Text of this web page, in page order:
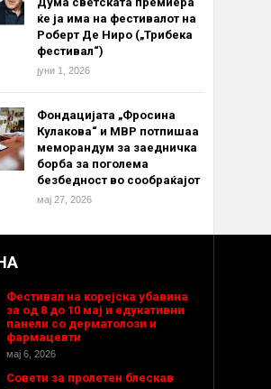
ќе ја има на фестивалот на
Роберт Де Ниро („Трибека
фестивал“)
јуни 1, 2026
Фондацијата „Фросина
Кулакова“ и МВР потпишаа
меморандум за заедничка
борба за поголема
безбедност во сообраќајот
мај 27, 2026
Фестивал на корејска убавина
за од 8 до 10 мај и едукативни
панели со дерматолози и
фармацевти
мај 6, 2026
Совети за пролетен блескав